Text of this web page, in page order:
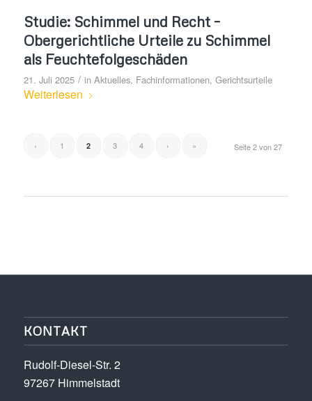
Studie: Schimmel und Recht –
Obergerichtliche Urteile zu Schimmel
als Feuchtefolgeschäden
21. Juli 2025 / in Aktuelles, Fachinformationen, Gerichtsurteile
Weiterlesen
Seite 2 von 27
‹ 1 2 3 4 › »
KONTAKT
Rudolf-Diesel-Str. 2
97267 Himmelstadt